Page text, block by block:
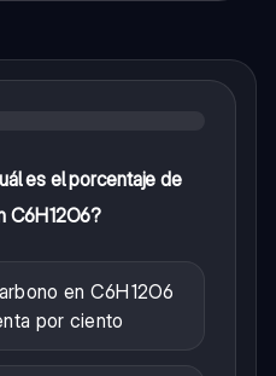
es el porcentaje de
C6H12O6?
en C6H12O6
por ciento